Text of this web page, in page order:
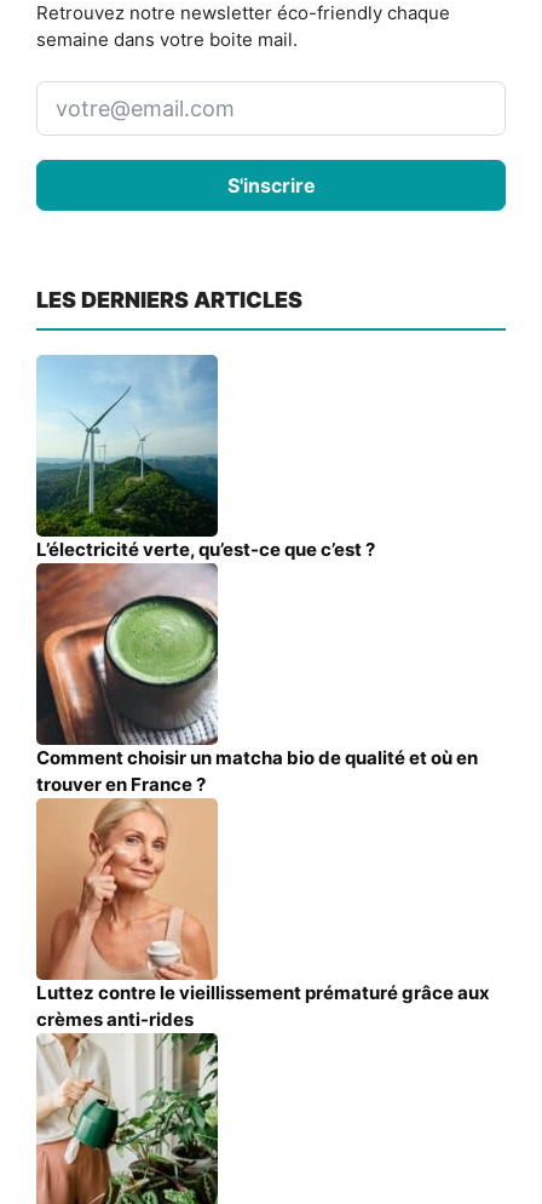
Retrouvez notre newsletter éco-friendly chaque
semaine dans votre boite mail.
S'inscrire
LES DERNIERS ARTICLES
L’électricité verte, qu’est-ce que c’est ?
Comment choisir un matcha bio de qualité et où en
trouver en France ?
Luttez contre le vieillissement prématuré grâce aux
crèmes anti-rides